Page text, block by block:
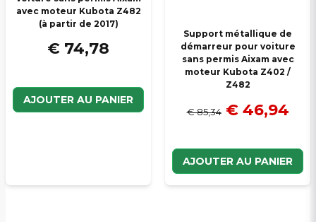
avec moteur Kubota Z482
(à partir de 2017)
€ 74,78
AJOUTER AU PANIER
Support métallique de
démarreur pour voiture
sans permis Aixam avec
moteur Kubota Z402 /
Z482
€ 85,34 € 46,94
AJOUTER AU PANIER